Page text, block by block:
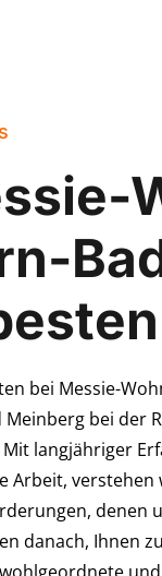
bei Messie-
Meinberg bei der
Mit langjähriger
Arbeit, verstehen
denen
danach, Ihnen